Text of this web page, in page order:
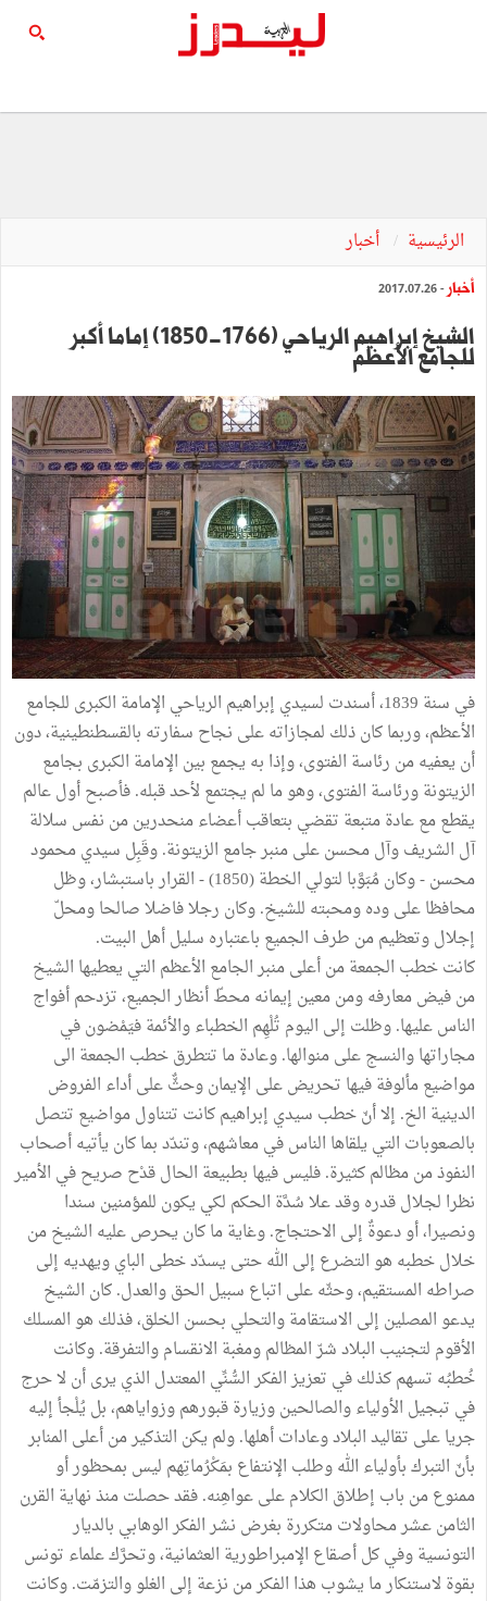
الرئيسية أخبار
أخبار - 2017.07.26
الشيخ إبراهيم الرياحي (1766-1850) إماما أكبر
للجامع الأعظم
في سنة 1839، أسندت لسيدي إبراهيم الرياحي الإمامة الكبرى للجامع
الأعظم، وربما كان ذلك لمجازاته على نجاح سفارته بالقسطنطينية، دون
أن يعفيه من رئاسة الفتوى، وإذا به يجمع بين الإمامة الكبرى بجامع
الزيتونة ورئاسة الفتوى، وهو ما لم يجتمع لأحد قبله. فأصبح أول عالم
يقطع مع عادة متبعة تقضي بتعاقب أعضاء منحدرين من نفس سلالة
آل الشريف وآل محسن على منبر جامع الزيتونة. وقَبِل سيدي محمود
محسن - وكان مُبَوَّبا لتولي الخطة (1850) - القرار باستبشار، وظل
محافظا على وده ومحبته للشيخ. وكان رجلا فاضلا صالحا ومحلّ
إجلال وتعظيم من طرف الجميع باعتباره سليل أهل البيت.
كانت خطب الجمعة من أعلى منبر الجامع الأعظم التي يعطيها الشيخ
من فيض معارفه ومن معين إيمانه محطّ أنظار الجميع، تزدحم أفواج
الناس عليها. وظلت إلى اليوم تُلْهِم الخطباء والأئمة فيَمْضون في
مجاراتها والنسج على منوالها. وعادة ما تتطرق خطب الجمعة الى
مواضيع مألوفة فيها تحريض على الإيمان وحثٌّ على أداء الفروض
الدينية الخ. إلا أنّ خطب سيدي إبراهيم كانت تتناول مواضيع تتصل
بالصعوبات التي يلقاها الناس في معاشهم، وتندّد بما كان يأتيه أصحاب
النفوذ من مظالم كثيرة. فليس فيها بطبيعة الحال قدْح صريح في الأمير
نظرا لجلال قدره وقد علا سُدَّة الحكم لكي يكون للمؤمنين سندا
ونصيرا، أو دعوةٌ إلى الاحتجاج. وغاية ما كان يحرص عليه الشيخ من
خلال خطبه هو التضرع إلى الله حتى يسدّد خطى الباي ويهديه إلى
صراطه المستقيم، وحثّه على اتباع سبيل الحق والعدل. كان الشيخ
يدعو المصلين إلى الاستقامة والتحلي بحسن الخلق، فذلك هو المسلك
الأقوم لتجنيب البلاد شرّ المظالم ومغبة الانقسام والتفرقة. وكانت
خُطبُه تسهم كذلك في تعزيز الفكر السُّنِّي المعتدل الذي يرى أن لا حرج
في تبجيل الأولياء والصالحين وزيارة قبورهم وزواياهم، بل يُلْجأ إليه
جريا على تقاليد البلاد وعادات أهلها. ولم يكن التذكير من أعلى المنابر
بأنّ التبرك بأولياء الله وطلب الإنتفاع بمَكْرُماتِهم ليس بمحظور أو
ممنوع من باب إطلاق الكلام على عواهِنه. فقد حصلت منذ نهاية القرن
الثامن عشر محاولات متكررة بغرض نشر الفكر الوهابي بالديار
التونسية وفي كل أصقاع الإمبراطورية العثمانية، وتحرَّك علماء تونس
بقوة لاستنكار ما يشوب هذا الفكر من نزعة إلى الغلو والتزمّت. وكانت